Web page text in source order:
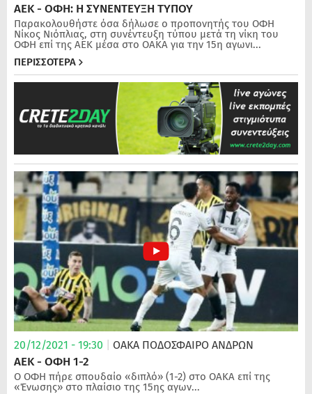
ΑΕΚ - ΟΦΗ: Η ΣΥΝΕΝΤΕΥΞΗ ΤΥΠΟΥ
Παρακολουθήστε όσα δήλωσε ο προπονητής του ΟΦΗ
Νίκος Νιόπλιας, στη συνέντευξη τύπου μετά τη νίκη του
ΟΦΗ επί της ΑΕΚ μέσα στο ΟΑΚΑ για την 15η αγωνι...
ΠΕΡΙΣΣΟΤΕΡΑ
20/12/2021 - 19:30 ΟΑΚΑ ΠΟΔΌΣΦΑΙΡΟ ΑΝΔΡΏΝ
ΑΕΚ - ΟΦΗ 1-2
Ο ΟΦΗ πήρε σπουδαίο «διπλό» (1-2) στο ΟΑΚΑ επί της
«Ένωσης» στο πλαίσιο της 15ης αγων...